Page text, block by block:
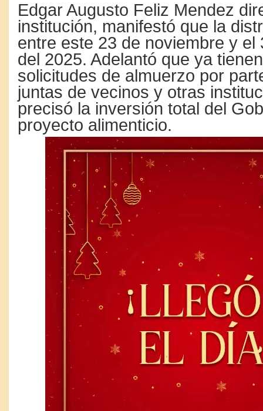
Edgar Augusto Feliz Mendez
institución, manifestó que la
entre este 23 de noviembre y el
del 2025. Adelantó que ya
solicitudes de almuerzo por
juntas de vecinos y otras
precisó la inversión total del
proyecto alimenticio.